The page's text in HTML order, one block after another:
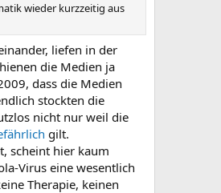
wieder kurzzeitig aus
liefen in der
die Medien ja
dass die Medien
stockten die
nicht nur weil die
gilt.
scheint hier kaum
Virus eine wesentlich
Therapie, keinen